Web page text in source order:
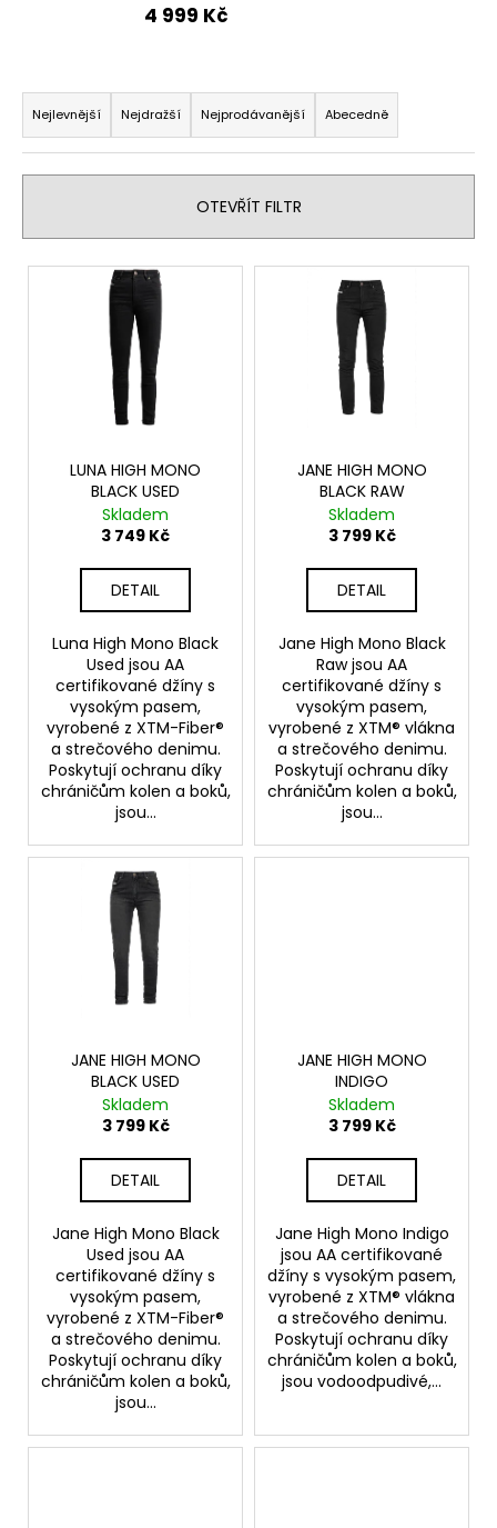
4 999 Kč
Ř
a
z
e
í
p
Nejlevnější Nejdražší Nejprodávanější Abecedně
OTEVŘÍT FILTR
V
LUNA HIGH MONO
BLACK USED
Skladem
3 749 Kč
DETAIL
Luna High Mono Black
Used jsou AA
certifikované džíny s
vysokým pasem,
vyrobené z XTM-Fiber®
a strečového denimu.
Poskytují ochranu díky
chráničům kolen a boků,
jsou...
JANE HIGH MONO
BLACK RAW
Skladem
3 799 Kč
DETAIL
Jane High Mono Black
Raw jsou AA
certifikované džíny s
vysokým pasem,
vyrobené z XTM® vlákna
a strečového denimu.
Poskytují ochranu díky
chráničům kolen a boků,
jsou...
JANE HIGH MONO
BLACK USED
Skladem
3 799 Kč
DETAIL
Jane High Mono Black
Used jsou AA
certifikované džíny s
vysokým pasem,
vyrobené z XTM-Fiber®
a strečového denimu.
Poskytují ochranu díky
chráničům kolen a boků,
jsou...
JANE HIGH MONO
INDIGO
Skladem
3 799 Kč
DETAIL
Jane High Mono Indigo
jsou AA certifikované
džíny s vysokým pasem,
vyrobené z XTM® vlákna
a strečového denimu.
Poskytují ochranu díky
chráničům kolen a boků,
jsou vodoodpudivé,...
í
t
?
MOTOSHIRT
OLIVE
890
Kč